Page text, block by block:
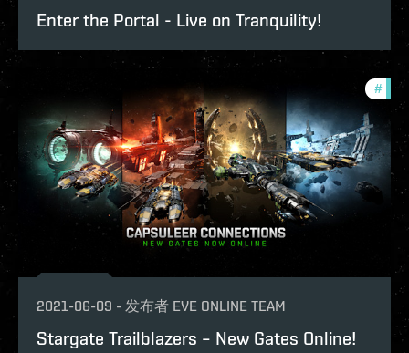
Enter the Portal - Live on Tranquility!
#
2021-06-09 - 发布者 EVE ONLINE TEAM
Stargate Trailblazers – New Gates Online!